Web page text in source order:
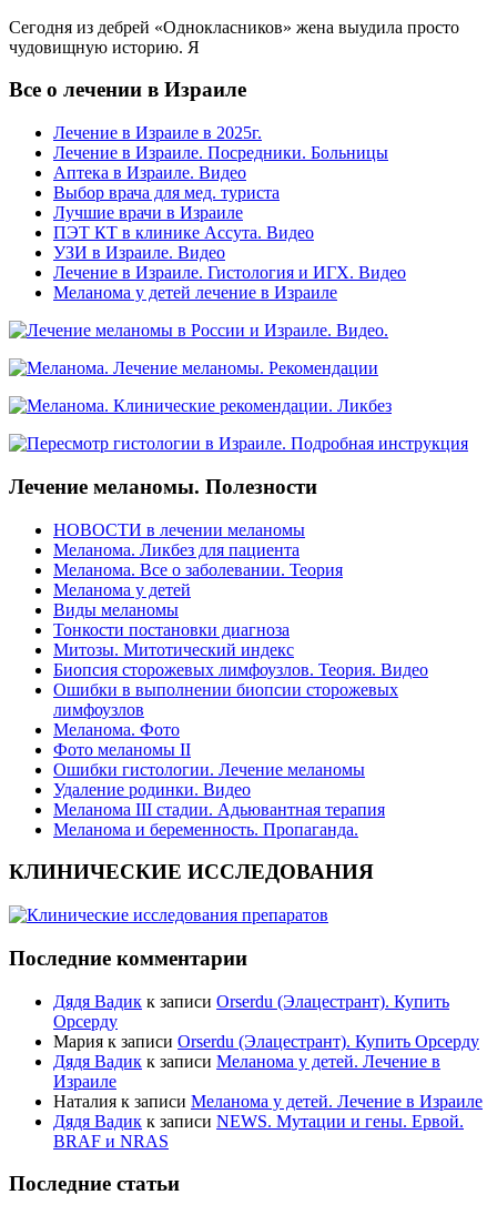
Сегодня из дебрей «Однокласников» жена выудила просто
чудовищную историю. Я
Все о лечении в Израиле
Лечение в Израиле в 2025г.
Лечение в Израиле. Посредники. Больницы
Аптека в Израиле. Видео
Выбор врача для мед. туриста
Лучшие врачи в Израиле
ПЭТ КТ в клинике Ассута. Видео
УЗИ в Израиле. Видео
Лечение в Израиле. Гистология и ИГХ. Видео
Меланома у детей лечение в Израиле
Лечение меланомы. Полезности
НОВОСТИ в лечении меланомы
Меланома. Ликбез для пациента
Меланома. Все о заболевании. Теория
Меланома у детей
Виды меланомы
Тонкости постановки диагноза
Митозы. Митотический индекс
Биопсия сторожевых лимфоузлов. Теория. Видео
Ошибки в выполнении биопсии сторожевых
лимфоузлов
Меланома. Фото
Фото меланомы II
Ошибки гистологии. Лечение меланомы
Удаление родинки. Видео
Меланома III стадии. Адьювантная терапия
Меланома и беременность. Пропаганда.
КЛИНИЧЕСКИЕ ИССЛЕДОВАНИЯ
Последние комментарии
Дядя Вадик к записи Orserdu (Элацестрант). Купить
Орсерду
Мария к записи Orserdu (Элацестрант). Купить Орсерду
Дядя Вадик к записи Меланома у детей. Лечение в
Израиле
Наталия к записи Меланома у детей. Лечение в Израиле
Дядя Вадик к записи NEWS. Мутации и гены. Ервой.
BRAF и NRAS
Последние статьи